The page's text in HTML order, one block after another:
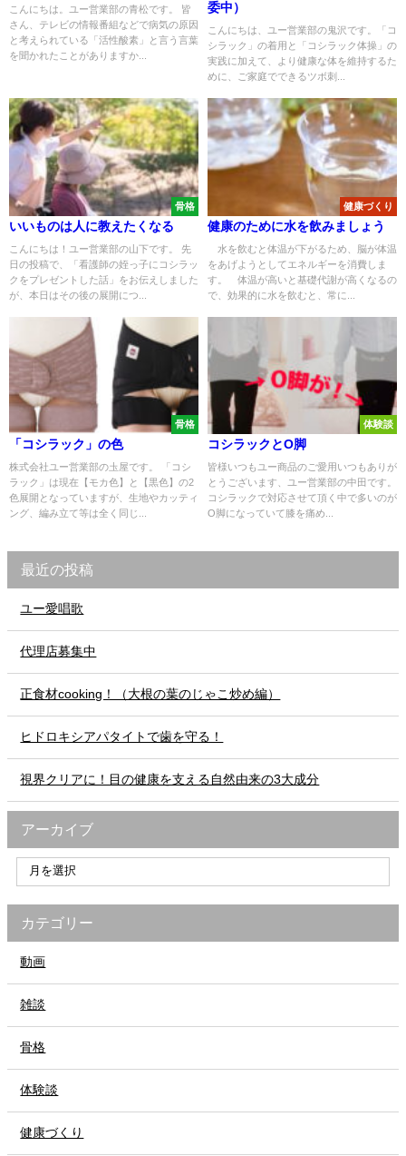
こんにちは。ユー営業部の青松です。 皆
さん、テレビの情報番組などで病気の原因
と考えられている「活性酸素」と言う言葉
を聞かれたことがありますか...
委中）
こんにちは、ユー営業部の鬼沢です。「コ
シラック」の着用と「コシラック体操」の
実践に加えて、より健康な体を維持するた
めに、ご家庭でできるツボ刺...
骨格
いいものは人に教えたくなる
こんにちは！ユー営業部の山下です。 先
日の投稿で、「看護師の姪っ子にコシラッ
クをプレゼントした話」をお伝えしました
が、本日はその後の展開につ...
健康づくり
健康のために水を飲みましょう
水を飲むと体温が下がるため、脳が体温
をあげようとしてエネルギーを消費しま
す。 体温が高いと基礎代謝が高くなるの
で、効果的に水を飲むと、常に...
骨格
「コシラック」の色
株式会社ユー営業部の圡屋です。 「コシ
ラック」は現在【モカ色】と【黒色】の2
色展開となっていますが、生地やカッティ
ング、編み立て等は全く同じ...
体験談
コシラックとО脚
皆様いつもユー商品のご愛用いつもありが
とうございます、ユー営業部の中田です。
コシラックで対応させて頂く中で多いのが
О脚になっていて膝を痛め...
最近の投稿
ユー愛唱歌
代理店募集中
正食材cooking！（大根の葉のじゃこ炒め編）
ヒドロキシアパタイトで歯を守る！
視界クリアに！目の健康を支える自然由来の3大成分
アーカイブ
カテゴリー
動画
雑談
骨格
体験談
健康づくり